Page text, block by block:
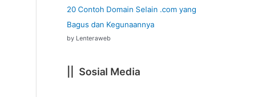
20 Contoh Domain Selain .com yang
Bagus dan Kegunaannya
by Lenteraweb
|| Sosial Media